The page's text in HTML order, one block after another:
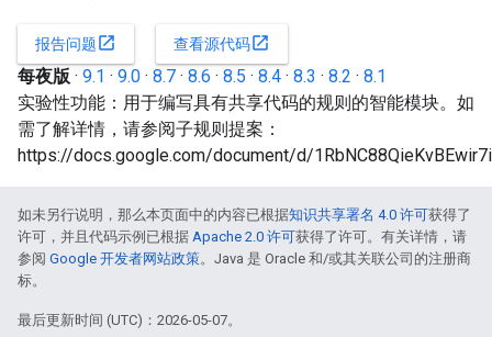
报告问题open_in_new 查看源代码open_in_new
每夜版 · 9.1 · 9.0 · 8.7 · 8.6 · 8.5 · 8.4 · 8.3 · 8.2 · 8.1
实验性功能：用于编写具有共享代码的规则的智能模块。如
需了解详情，请参阅子规则提案：
https://docs.google.com/document/d/
如未另行说明，那么本页面中的内容已根据知识共享署名 4.0 许可获得了
许可，并且代码示例已根据 Apache 2.0 许可获得了许可。有关详情，请
参阅 Google 开发者网站政策。Java 是 Oracle 和/或其关联公司的注册商
标。
最后更新时间 (UTC)：2026-05-07。